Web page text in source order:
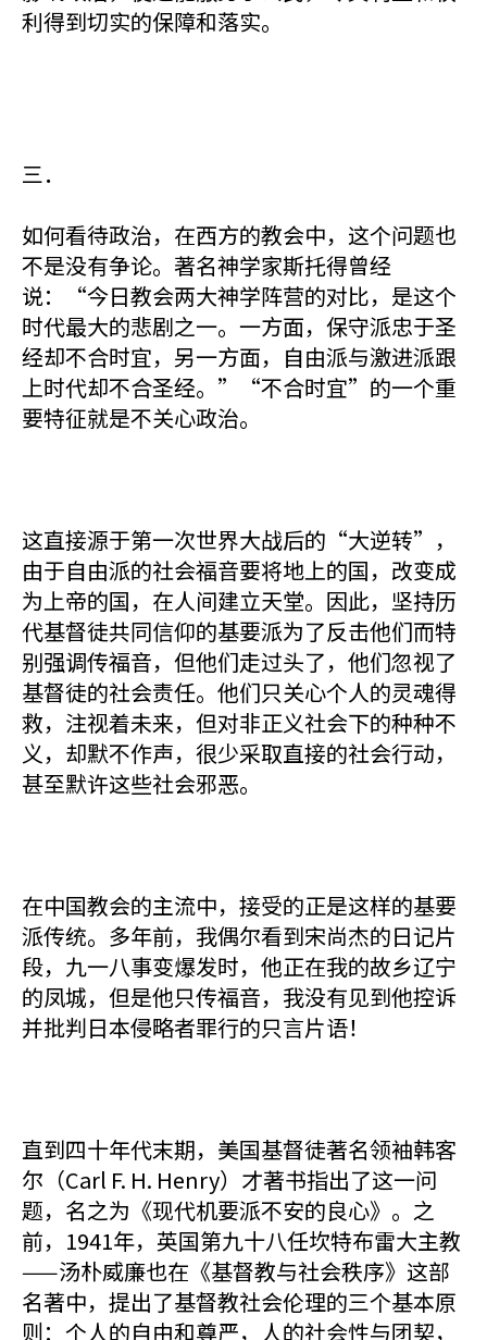
利得到切实的保障和落实。
三．
如何看待政治，在西方的教会中，这个问题也
不是没有争论。著名神学家斯托得曾经
说：“今日教会两大神学阵营的对比，是这个
时代最大的悲剧之一。一方面，保守派忠于圣
经却不合时宜，另一方面，自由派与激进派跟
上时代却不合圣经。”“不合时宜”的一个重
要特征就是不关心政治。
这直接源于第一次世界大战后的“大逆转”，
由于自由派的社会福音要将地上的国，改变成
为上帝的国，在人间建立天堂。因此，坚持历
代基督徒共同信仰的基要派为了反击他们而特
别强调传福音，但他们走过头了，他们忽视了
基督徒的社会责任。他们只关心个人的灵魂得
救，注视着未来，但对非正义社会下的种种不
义，却默不作声，很少采取直接的社会行动，
甚至默许这些社会邪恶。
在中国教会的主流中，接受的正是这样的基要
派传统。多年前，我偶尔看到宋尚杰的日记片
段，九一八事变爆发时，他正在我的故乡辽宁
的凤城，但是他只传福音，我没有见到他控诉
并批判日本侵略者罪行的只言片语！
直到四十年代末期，美国基督徒著名领袖韩客
尔（Carl F. H. Henry）才著书指出了这一问
题，名之为《现代机要派不安的良心》。之
前，1941年，英国第九十八任坎特布雷大主教
——汤朴威廉也在《基督教与社会秩序》这部
名著中，提出了基督教社会伦理的三个基本原
则：个人的自由和尊严，人的社会性与团契，